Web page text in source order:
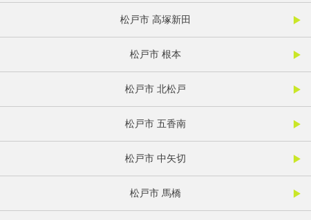
松戸市 高塚新田
松戸市 根本
松戸市 北松戸
松戸市 五香南
松戸市 中矢切
松戸市 馬橋